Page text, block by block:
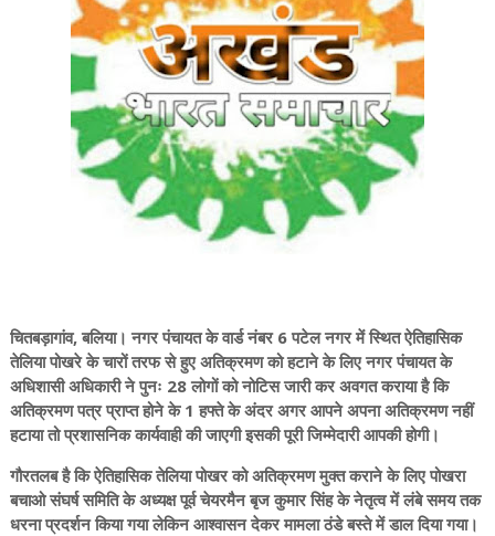
चितबड़ागांव, बलिया। नगर पंचायत के वार्ड नंबर 6 पटेल नगर में स्थित ऐतिहासिक
तेलिया पोखरे के चारों तरफ से हुए अतिक्रमण को हटाने के लिए नगर पंचायत के
अधिशासी अधिकारी ने पुनः 28 लोगों को नोटिस जारी कर अवगत कराया है कि
अतिक्रमण पत्र प्राप्त होने के 1 हफ्ते के अंदर अगर आपने अपना अतिक्रमण नहीं
हटाया तो प्रशासनिक कार्यवाही की जाएगी इसकी पूरी जिम्मेदारी आपकी होगी।
गौरतलब है कि ऐतिहासिक तेलिया पोखर को अतिक्रमण मुक्त कराने के लिए पोखरा
बचाओ संघर्ष समिति के अध्यक्ष पूर्व चेयरमैन बृज कुमार सिंह के नेतृत्व में लंबे समय तक
धरना प्रदर्शन किया गया लेकिन आश्वासन देकर मामला ठंडे बस्ते में डाल दिया गया।